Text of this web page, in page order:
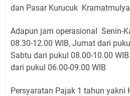
dan Pasar Kurucuk
Adapun jam operasional Senin-
08.30-12.00 WIB, Jumat dari
Sabtu dari pukul 08.00-10.00
dari pukul 06.00-09.00 WIB
Persyaratan Pajak 1 tahun yakni